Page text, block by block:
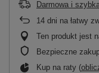
Darmowa i
14 dni na łatwy
Ten produkt jest
Bezpieczne
Kup na raty (